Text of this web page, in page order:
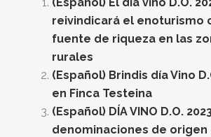
reivindicará el enoturismo
fuente de riqueza en las
rurales
(Español) Brindis día Vino
en Finca Testeina
(Español) DÍA VINO D.O.
denominaciones de origen